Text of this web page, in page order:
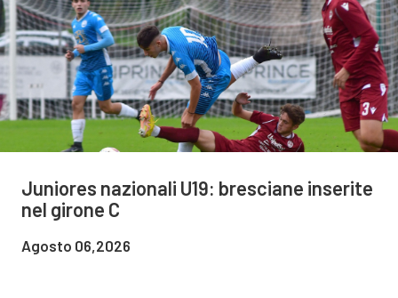
Juniores nazionali U19: bresciane inserite
nel girone C
Agosto 06,2026